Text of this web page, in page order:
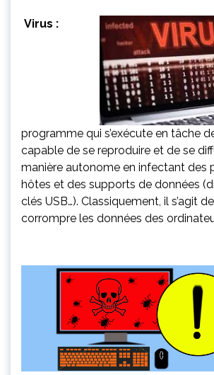
Virus :
programme qui s’exécute en tâche
capable de se reproduire et de se
manière autonome en infectant des
hôtes et des supports de données
clés USB…). Classiquement, il s’agit
corrompre les données des